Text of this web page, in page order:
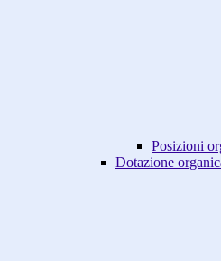
Posizioni
Dotazione